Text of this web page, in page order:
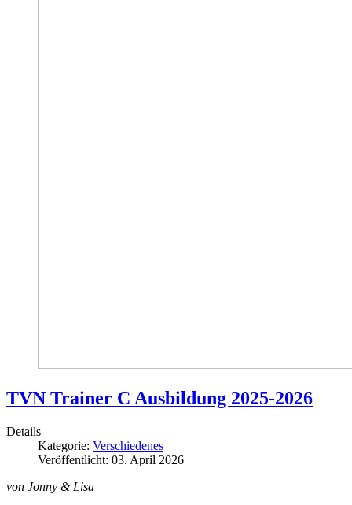
TVN Trainer C Ausbildung 2025-2026
Details
Kategorie: Verschiedenes
Veröffentlicht: 03. April 2026
von Jonny & Lisa